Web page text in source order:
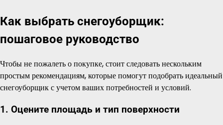
Как выбрать снегоуборщик:
пошаговое руководство
Чтобы не пожалеть о покупке, стоит следовать нескольким
простым рекомендациям, которые помогут подобрать идеальный
снегоуборщик с учетом ваших потребностей и условий.
1. Оцените площадь и тип поверхности